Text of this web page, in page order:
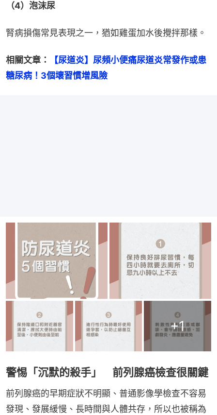
（4）泡沫尿
腎病損傷常見表現之一，猶如雞蛋加水後攪拌那樣。
相關文章：
【尿道炎】尿頻小便痛尿道炎常發作或患
糖尿病！3個壞習慣增風險
+1
警惕「沉默的殺手」 前列腺癌檢查很關鍵
前列腺癌的早期症狀不明顯、普通影像學檢查不容易
發現、發展緩慢、長時間與人體共存，所以也被稱為